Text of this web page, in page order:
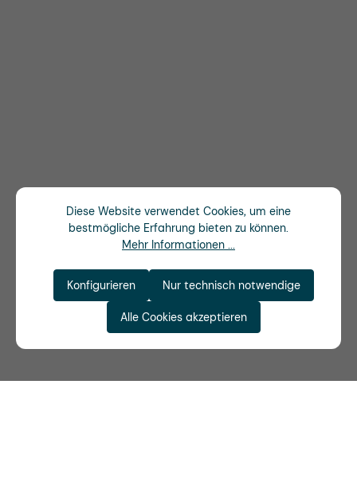
Diese Website verwendet Cookies, um eine
bestmögliche Erfahrung bieten zu können.
Mehr Informationen ...
Nur technisch notwendige
Konfigurieren
Alle Cookies akzeptieren